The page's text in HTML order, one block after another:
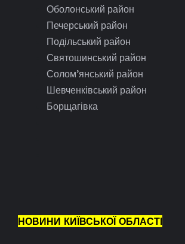
Оболонський район
Печерський район
Подільський район
Святошинський район
Солом’янський район
Шевченківський район
Борщагівка
НОВИНИ КИЇВСЬКОЇ ОБЛАСТІ